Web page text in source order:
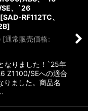
、`26
[SAD-RF112TC、
]
[通常販売価格:
なりました！`25年
Z1100/SEへの適合
りました。商品名